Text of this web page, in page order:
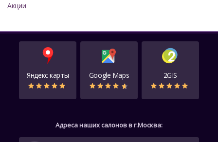
Акции
Яндекс карты Google Maps 2GIS
Адреса наших салонов в г.Москва: